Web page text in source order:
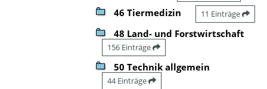
46 Tiermedizin 11 Einträge
48 Land- und Forstwirtschaft
156 Einträge
50 Technik allgemein
44 Einträge